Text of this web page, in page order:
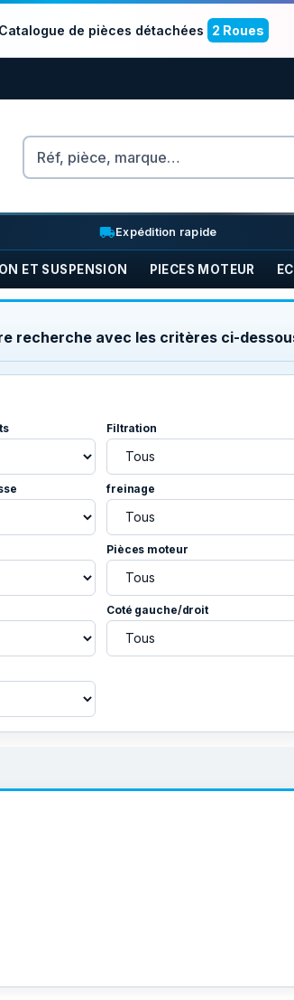
de pièces détachées 2 Roues
Rechercher
local_shippingExpédition rapide
ET SUSPENSION PIECES MOTEUR
recherche avec les critères ci-
Filtration
freinage
Pièces moteur
Coté gauche/droit